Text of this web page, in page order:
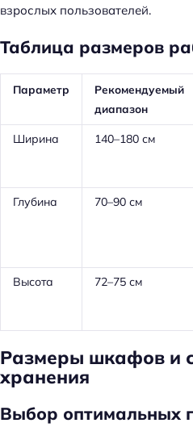
взрослых пользователей.
Таблица размеров
Параметр
Рекомендуемый
диапазон
Ширина 140–180 см
Глубина
70–90 см
Высота
72–75 см
Размеры шкафов и
хранения
Выбор оптимальных